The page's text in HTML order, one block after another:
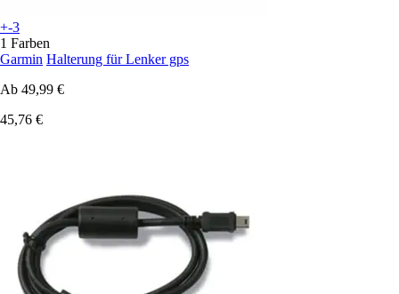
+-3
1 Farben
Garmin Halterung für Lenker gps
Ab 49,99 €
45,76 €